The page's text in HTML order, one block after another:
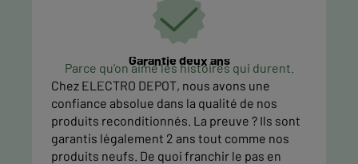
Garantie deux ans
Parce qu'on aime les histoires qui durent.
Chez ELECTRO DEPOT, nous avons une
confiance absolue dans la qualité de nos
produits reconditionnés. La preuve ? Ils sont
garantis légalement 2 ans tout comme nos
produits neufs. De quoi franchir le pas en